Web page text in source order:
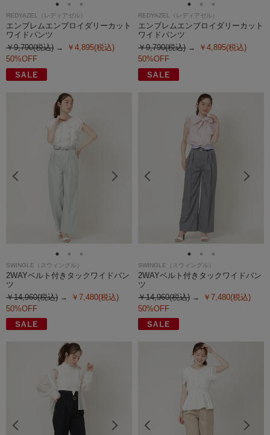
REDYAZEL（レディアゼル）
エンブレムエンブロイダリーカット
ワイドパンツ
￥9,790(税込)
￥4,895(税込)
50%OFF
REDYAZEL（レディアゼル）
エンブレムエンブロイダリーカット
ワイドパンツ
￥9,790(税込)
￥4,895(税込)
50%OFF
SWINGLE（スウィングル）
2WAYベルト付きタックワイドパン
ツ
￥14,960(税込)
￥7,480(税込)
50%OFF
SWINGLE（スウィングル）
2WAYベルト付きタックワイドパン
ツ
￥14,960(税込)
￥7,480(税込)
50%OFF